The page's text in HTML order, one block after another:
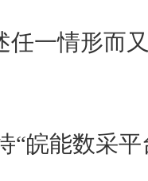
任一情形而
皖能数采平